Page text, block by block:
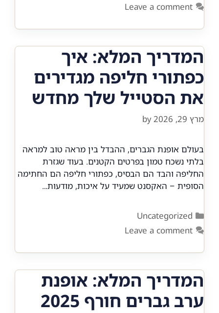
Leave a comment
המדריך המלא: איך
כפתורי חליפה מגדירים
את הסטייל שלך מחדש
מרץ 29, 2026 by
בעולם אופנת הגברים, ההבדל בין מראה טוב למראה
בלתי נשכח טמון בפרטים הקטנים. בעוד שגזרת
החליפה והבד הם הבסיס, כפתורי חליפה הם החתימה
הסופית – האקסנט שמעיד על איכות, מודעות…
Categories
Uncategorized
Leave a comment
המדריך המלא: אופנת
ערב גברים חורף 2025